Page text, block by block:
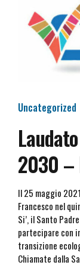
Uncategorized
2030 –
Il 25 maggio
Francesco nel
Si’, il Santo
partecipare con
transizione
Chiamate dalla